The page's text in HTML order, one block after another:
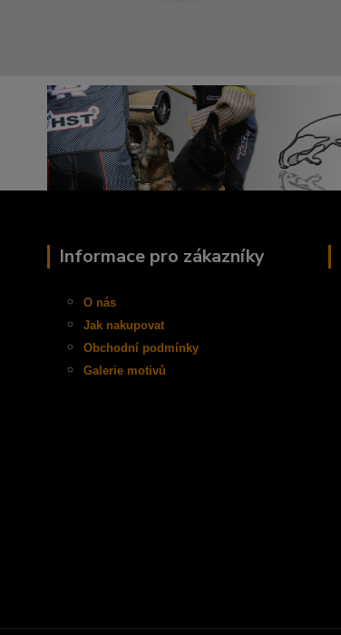
Informace pro zákazníky
O nás
Jak nakupovat
Obchodní podmínky
Galerie motivů